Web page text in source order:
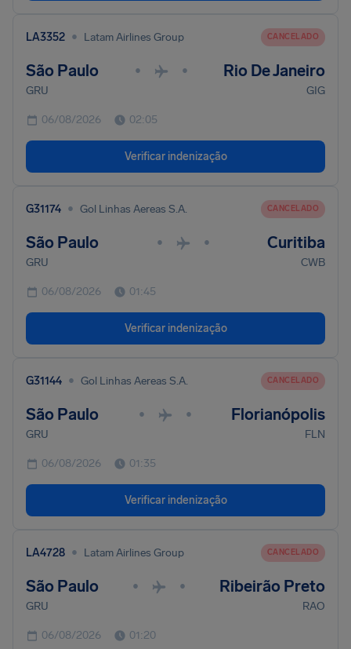
LA3352 • Latam Airlines Group CANCELADO
São Paulo • • Rio De Janeiro
GRU GIG
06/08/2026 02:05
Verificar indenização
G31174 • Gol Linhas Aereas S.A. CANCELADO
São Paulo • • Curitiba
GRU CWB
06/08/2026 01:45
Verificar indenização
G31144 • Gol Linhas Aereas S.A. CANCELADO
São Paulo • • Florianópolis
GRU FLN
06/08/2026 01:35
Verificar indenização
LA4728 • Latam Airlines Group CANCELADO
São Paulo • • Ribeirão Preto
GRU RAO
06/08/2026 01:20